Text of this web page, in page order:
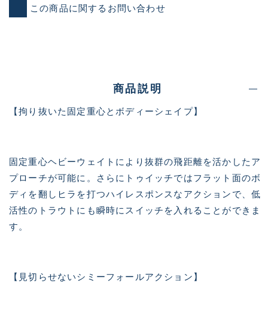
この商品に関するお問い合わせ
商品説明
【拘り抜いた固定重心とボディーシェイプ】
固定重心ヘビーウェイトにより抜群の飛距離を活かしたア
プローチが可能に。さらにトゥイッチではフラット面のボ
ディを翻しヒラを打つハイレスポンスなアクションで、低
活性のトラウトにも瞬時にスイッチを入れることができま
す。
【見切らせないシミーフォールアクション】